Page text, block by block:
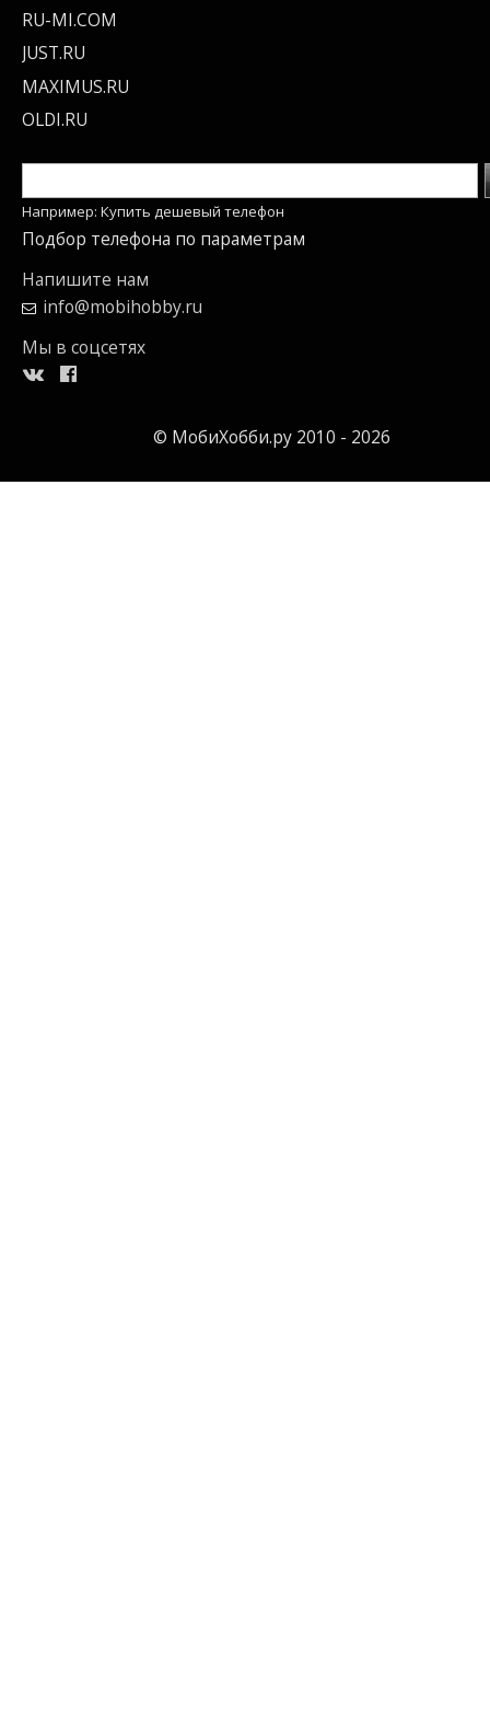
RU-MI.COM
JUST.RU
MAXIMUS.RU
OLDI.RU
Например: Купить дешевый телефон
Подбор телефона по параметрам
Напишите нам
info@mobihobby.ru
Мы в соцсетях
© МобиХобби.ру 2010 - 2026